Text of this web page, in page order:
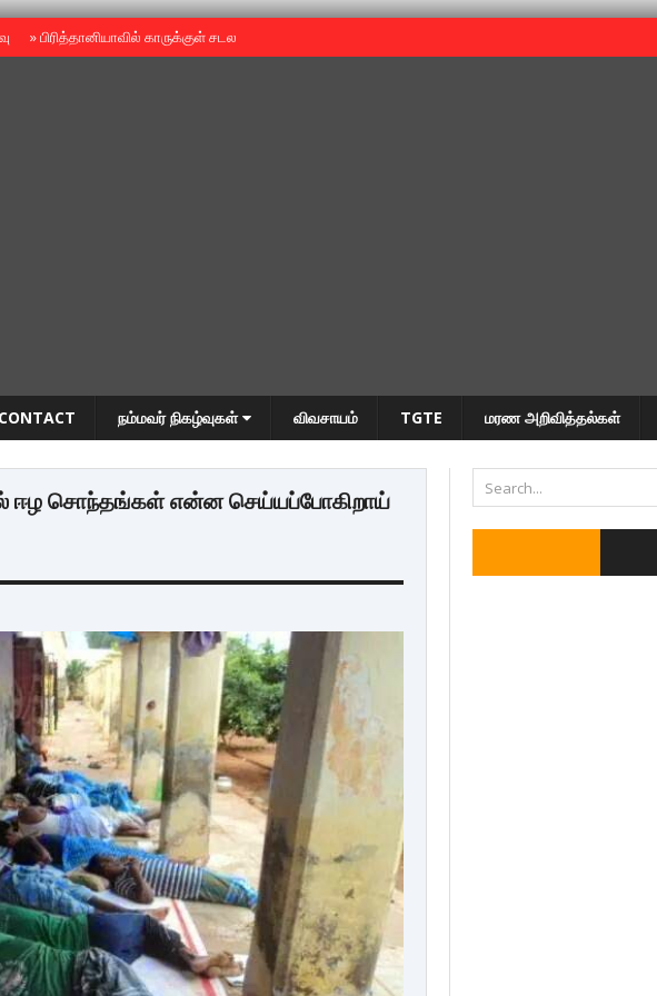
»பிரித்தானியாவில் காருக்குள் சடலம் -தமிழருடையதா ?
CONTACT நம்மவர் நிகழ்வுகள் விவசாயம் TGTE மரண அறிவித்தல்கள்
ஈழ சொந்தங்கள் என்ன செய்யப்போகிறாய்